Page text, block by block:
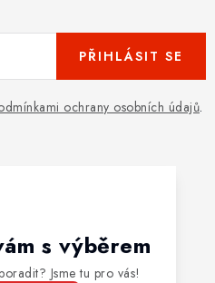
ochrany osobních údajů.
PŘIHLÁSIT SE
s výběrem
Jsme tu pro vás!